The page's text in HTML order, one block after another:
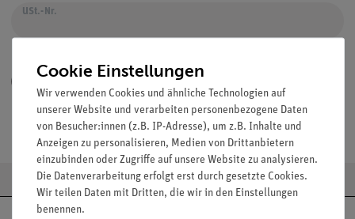
USt.-Nr.
Hiermit bestätige ich, dass ich die
gelesen habe.
Registrieren
Cookie Einstellungen
Wir verwenden Cookies und ähnliche Technologien auf
unserer Website und verarbeiten personenbezogene Daten
von Besucher:innen (z.B. IP-Adresse), um z.B. Inhalte und
Anzeigen zu personalisieren, Medien von Drittanbietern
einzubinden oder Zugriffe auf unsere Website zu analysieren.
Die Datenverarbeitung erfolgt erst durch gesetzte Cookies.
Wir teilen Daten mit Dritten, die wir in den Einstellungen
benennen.